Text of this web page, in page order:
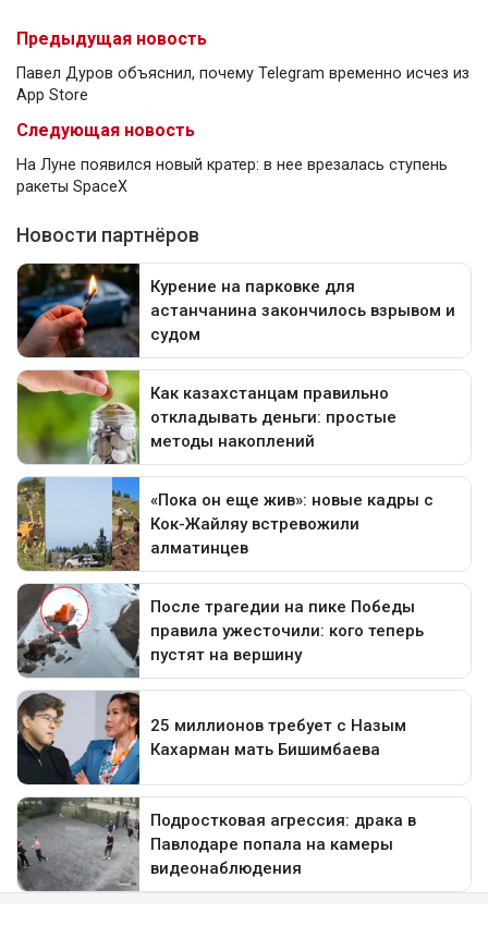
Предыдущая новость
Павел Дуров объяснил, почему Telegram временно исчез из
App Store
Следующая новость
На Луне появился новый кратер: в нее врезалась ступень
ракеты SpaceX